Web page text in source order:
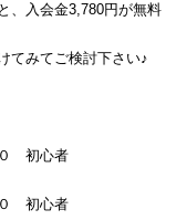
、入会金3,780円が無料
てみてご検討下さい♪
　初心者
　初心者